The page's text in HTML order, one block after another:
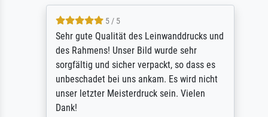
5 / 5
Sehr gute Qualität des Leinwanddrucks und
des Rahmens! Unser Bild wurde sehr
sorgfältig und sicher verpackt, so dass es
unbeschadet bei uns ankam. Es wird nicht
unser letzter Meisterdruck sein. Vielen
Dank!